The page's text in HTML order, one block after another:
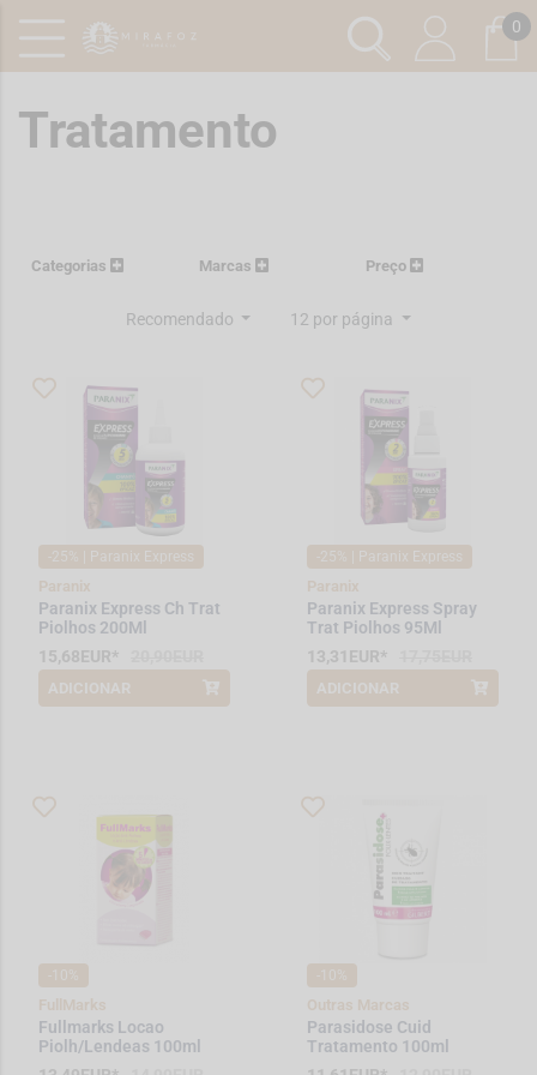
0
Tratamento
Categorias Marcas Preço
Recomendado 12 por página
-25% | Paranix Express
Paranix
Paranix Express Ch Trat
Piolhos 200Ml
15,68EUR*
*Promoção válida de 2026-08-01 a
ADICIONAR
-25% | Paranix Express
Paranix
Paranix Express Spray
Trat Piolhos 95Ml
13,31EUR*
*Promoção válida de 2026-08-01 a
ADICIONAR
FullMarks
Fullmarks Locao
Piolh/Lendeas 100ml
Outras Marcas
Parasidose Cuid
Tratamento 100ml